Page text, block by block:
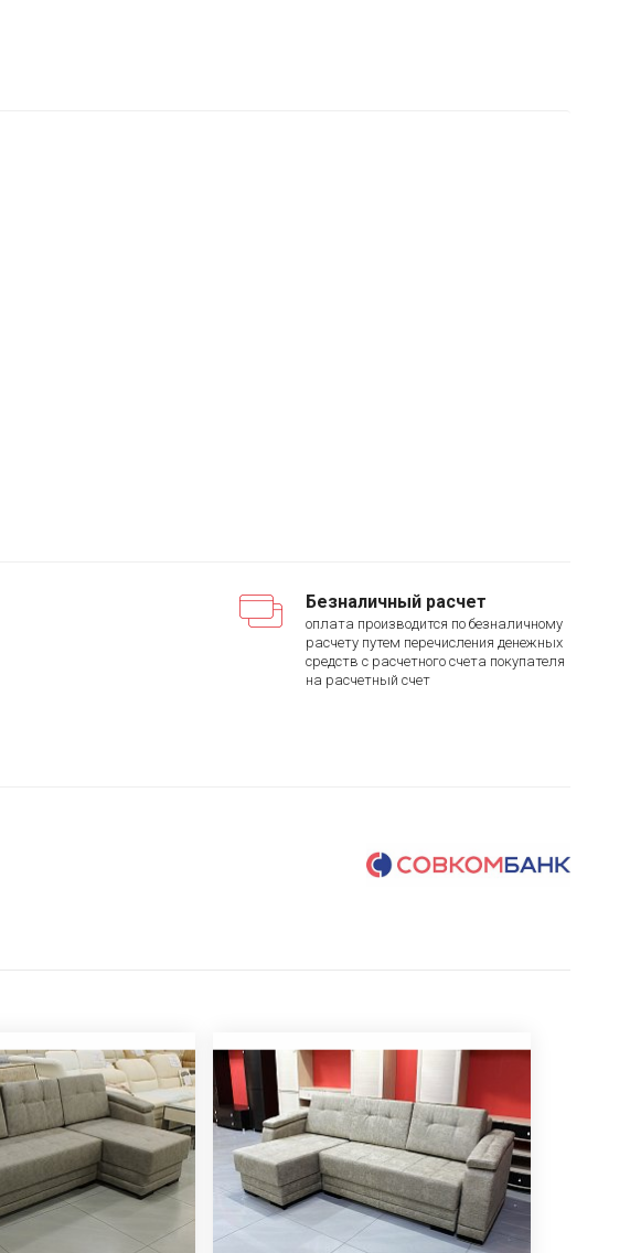
Безналичный расчет
оплата производится по безналичному
расчету путем перечисления денежных
средств с расчетного счета покупателя
на расчетный счет